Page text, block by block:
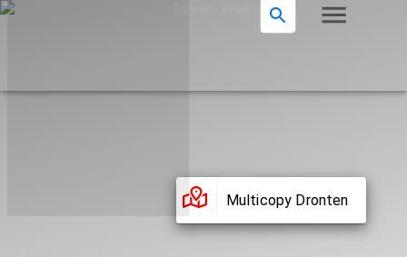
Multicopy Dronten